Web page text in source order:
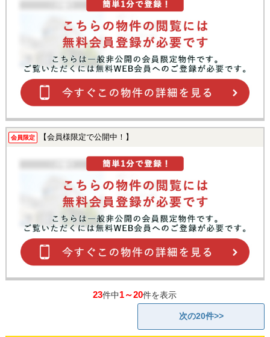
会員限定 【会員様限定で公開中！】
23件中1～20件を表示
次の20件>>